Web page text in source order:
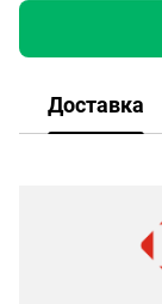
Доставка